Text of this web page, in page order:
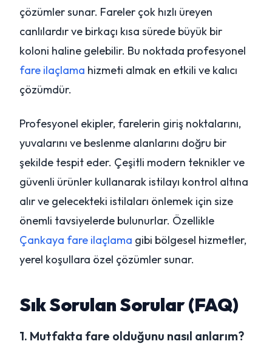
çözümler sunar. Fareler çok hızlı üreyen
canlılardır ve birkaçı kısa sürede büyük bir
koloni haline gelebilir. Bu noktada profesyonel
fare ilaçlama hizmeti almak en etkili ve kalıcı
çözümdür.
Profesyonel ekipler, farelerin giriş noktalarını,
yuvalarını ve beslenme alanlarını doğru bir
şekilde tespit eder. Çeşitli modern teknikler ve
güvenli ürünler kullanarak istilayı kontrol altına
alır ve gelecekteki istilaları önlemek için size
önemli tavsiyelerde bulunurlar. Özellikle
Çankaya fare ilaçlama gibi bölgesel hizmetler,
yerel koşullara özel çözümler sunar.
Sık Sorulan Sorular (FAQ)
1. Mutfakta fare olduğunu nasıl anlarım?